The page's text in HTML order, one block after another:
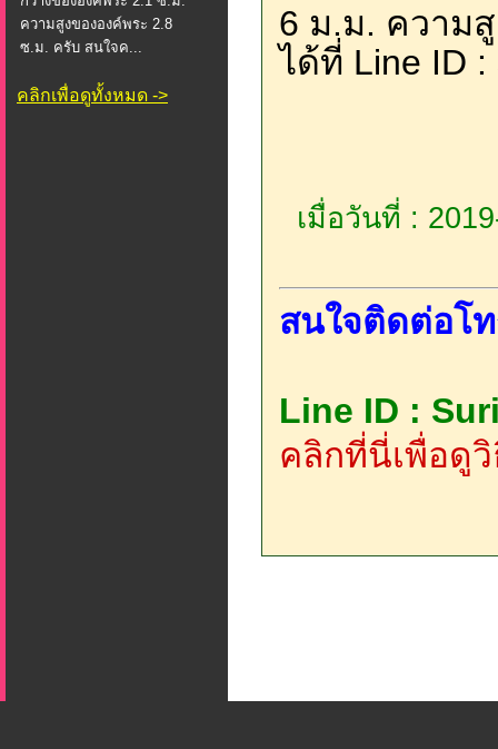
ความสูงขององค์พระ 2.8
ซ.ม. ครับ สนใจค...
คลิกเพื่อดูทั้งหมด ->
6 ม.ม. ความ
ได้ที่ Line ID :
เมื่อวันที่ :
สนใจติดต่อโ
Line ID :
คลิกที่นี่เพื่อดูวิ